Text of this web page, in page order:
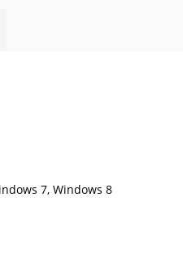
7, Windows 8